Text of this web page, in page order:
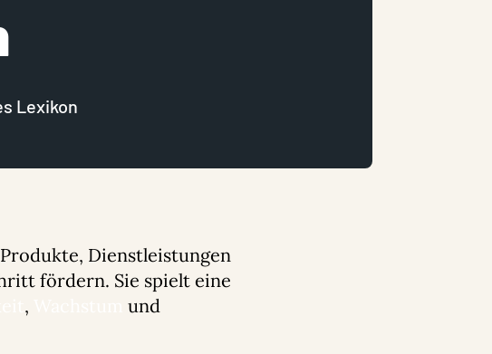
Lexikon
Dienstleistungen
fördern. Sie spielt eine
,
und